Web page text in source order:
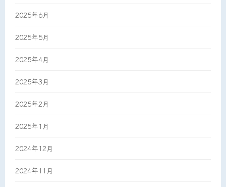
2025年6月
2025年5月
2025年4月
2025年3月
2025年2月
2025年1月
2024年12月
2024年11月